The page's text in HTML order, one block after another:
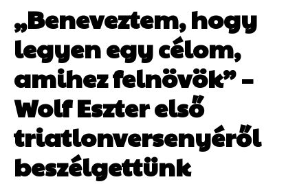
„Beneveztem, hogy
legyen egy célom,
amihez felnövök” –
Wolf Eszter első
triatlonversenyéről
beszélgettünk